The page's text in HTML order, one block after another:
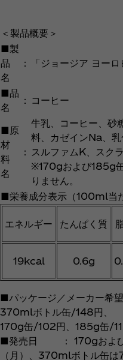
＜製品概要＞
■製
品
名
： 「ジョージア ヨー
■品
名
： コーヒー
■原
材
料
名
：
牛乳、コーヒー、砂
料、カゼインNa、
スルファムK、スクラ
※170gおよび185g
りません。
■栄養成分表示（100ml当
エネルギー たんぱく質
19kcal 0.6g
■パッケージ／メーカー希
370mlボトル缶/148円、
170g缶/102円、185g缶/
■発売日 ： 170gおよび
（月）、370mlボトル缶は